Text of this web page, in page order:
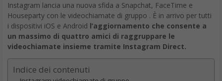
Instagram lancia una nuova sfida a Snapchat, FaceTime e
Houseparty con le videochiamate di gruppo . È in arrivo per tutti
i dispositivi iOS e Android l’aggiornamento che consente a
un massimo di quattro amici di raggruppare le
videochiamate insieme tramite Instagram Direct.
Indice dei contenuti